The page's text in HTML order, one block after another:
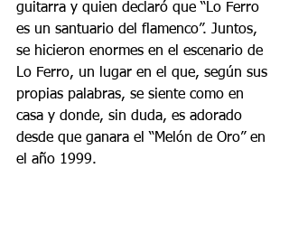
guitarra y quien declaró que “Lo Ferro
es un santuario del flamenco”. Juntos,
se hicieron enormes en el escenario de
Lo Ferro, un lugar en el que, según sus
propias palabras, se siente como en
casa y donde, sin duda, es adorado
desde que ganara el “Melón de Oro” en
el año 1999.